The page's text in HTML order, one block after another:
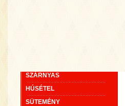
SZÁRNYAS
HÚSÉTEL
SÜTEMÉNY